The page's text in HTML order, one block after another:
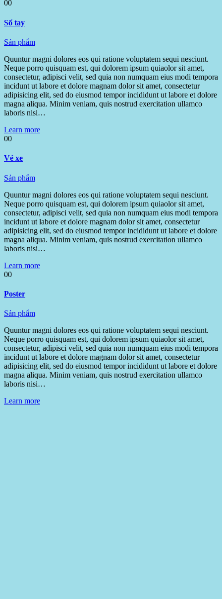
00
Sổ tay
Sản phẩm
Quuntur magni dolores eos qui ratione voluptatem sequi nesciunt.
Neque porro quisquam est, qui dolorem ipsum quiaolor sit amet,
consectetur, adipisci velit, sed quia non numquam eius modi tempora
incidunt ut labore et dolore magnam dolor sit amet, consectetur
adipisicing elit, sed do eiusmod tempor incididunt ut labore et dolore
magna aliqua. Minim veniam, quis nostrud exercitation ullamco
laboris nisi…
Learn more
00
Vé xe
Sản phẩm
Quuntur magni dolores eos qui ratione voluptatem sequi nesciunt.
Neque porro quisquam est, qui dolorem ipsum quiaolor sit amet,
consectetur, adipisci velit, sed quia non numquam eius modi tempora
incidunt ut labore et dolore magnam dolor sit amet, consectetur
adipisicing elit, sed do eiusmod tempor incididunt ut labore et dolore
magna aliqua. Minim veniam, quis nostrud exercitation ullamco
laboris nisi…
Learn more
00
Poster
Sản phẩm
Quuntur magni dolores eos qui ratione voluptatem sequi nesciunt.
Neque porro quisquam est, qui dolorem ipsum quiaolor sit amet,
consectetur, adipisci velit, sed quia non numquam eius modi tempora
incidunt ut labore et dolore magnam dolor sit amet, consectetur
adipisicing elit, sed do eiusmod tempor incididunt ut labore et dolore
magna aliqua. Minim veniam, quis nostrud exercitation ullamco
laboris nisi…
Learn more